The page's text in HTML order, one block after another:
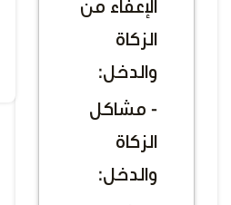
الإعفاء من
الزكاة
والدخل:
- مشاكل
الزكاة
والدخل: